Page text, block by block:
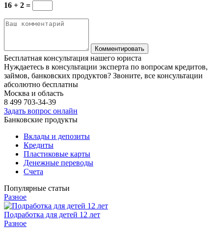
16 + 2 =
Бесплатная консультация нашего юриста
Нуждаетесь в консультации эксперта по вопросам кредитов,
займов, банковских продуктов? Звоните, все консультации
абсолютно бесплатны
Москва и область
8 499 703-34-39
Задать вопрос онлайн
Банковские продукты
Вклады и депозиты
Кредиты
Пластиковые карты
Денежные переводы
Счета
Популярные статьи
Разное
Подработка для детей 12 лет
Разное